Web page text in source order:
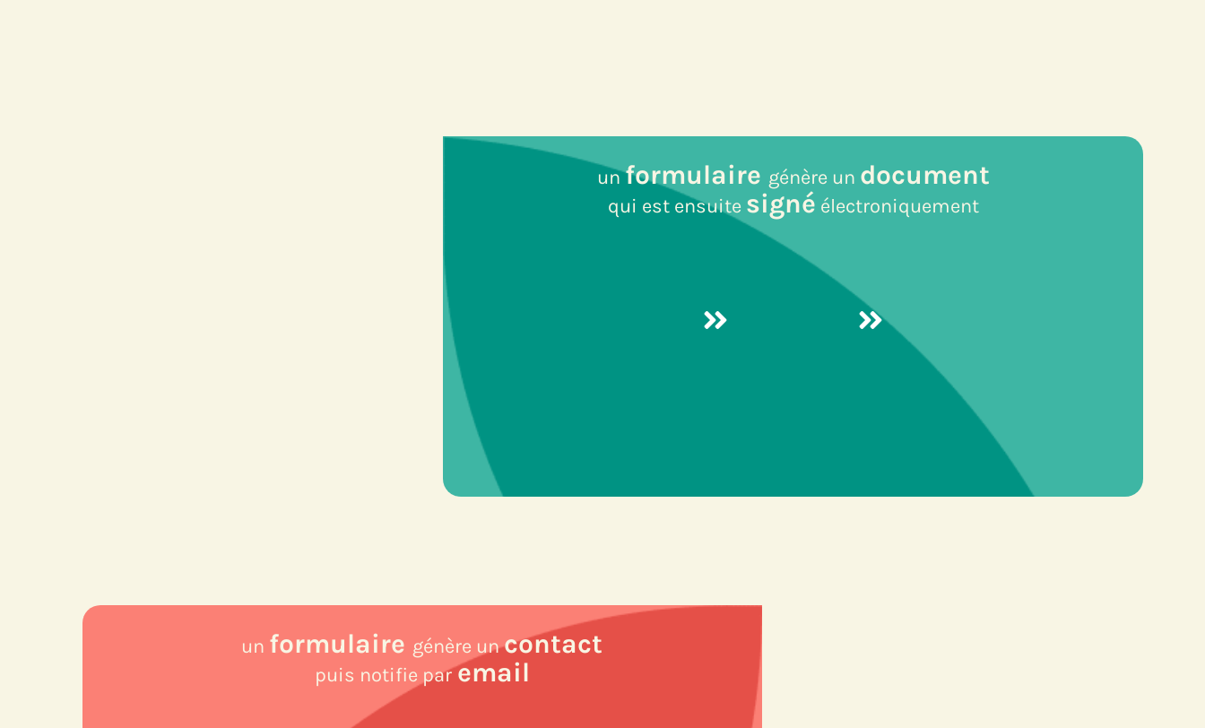
unformulaire génère un document
qui est ensuite signé électroniquement
un formulaire génère uncontact
puis notifie par email